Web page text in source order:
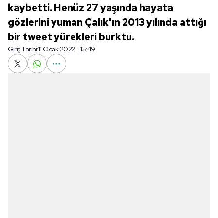
kaybetti. Henüz 27 yaşında hayata
gözlerini yuman Çalık'ın 2013 yılında attığı
bir tweet yürekleri burktu.
Giriş Tarihi:11 Ocak 2022 - 15:49